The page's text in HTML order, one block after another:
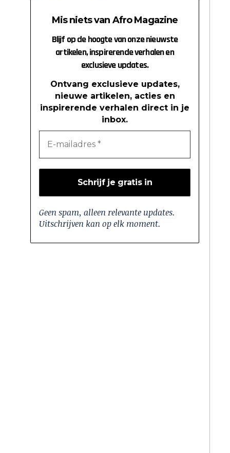
Mis niets van Afro Magazine
Blijf op de hoogte van onze nieuwste
artikelen, inspirerende verhalen en
exclusieve updates.
Ontvang exclusieve updates,
nieuwe artikelen, acties en
inspirerende verhalen direct in je
inbox.
Geen spam, alleen relevante updates.
Uitschrijven kan op elk moment.